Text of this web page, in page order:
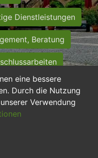
eine bessere
Durch die Nutzung
Verwendung
Dienstleistungen
Beratung
Sekretariat
Ausbildung